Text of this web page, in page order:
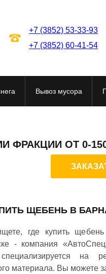
+7 (3852) 53-33-93
+7 (3852) 60-41-54
Вывоз мусора
ФРАКЦИИ ОТ 0-
ЩЕБЕНЬ В
где купить
- компания
на
материала. Вы можете